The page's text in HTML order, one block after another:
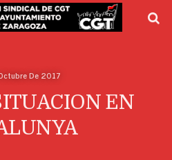
De 2017
EN